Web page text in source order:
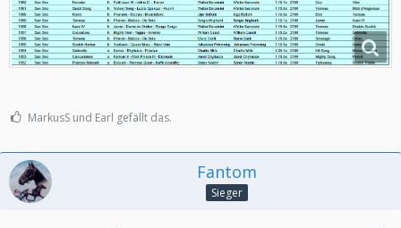
MarkusS und Earl gefällt das.
Fantom
Sieger